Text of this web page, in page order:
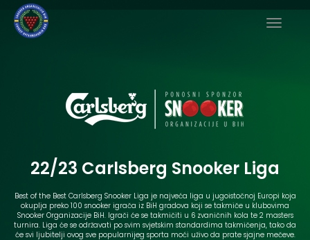
22/23 Carlsberg Snooker Liga
Best of the Best Carlsberg Snooker Liga je najveća liga u jugoistočnoj Europi koja
okuplja preko 100 snooker igrača iz BiH gradova koji se takmiče u klubovima
Snooker Organizacije BiH. Igrači će se takmičiti u 6 zvaničnih kola te 2 masters
turnira. Liga će se održavati po svim svjetskim standardima takmičenja, tako da
će svi ljubitelji ovog sve popularnijeg sporta moći uživo da prate sjajne mečeve.